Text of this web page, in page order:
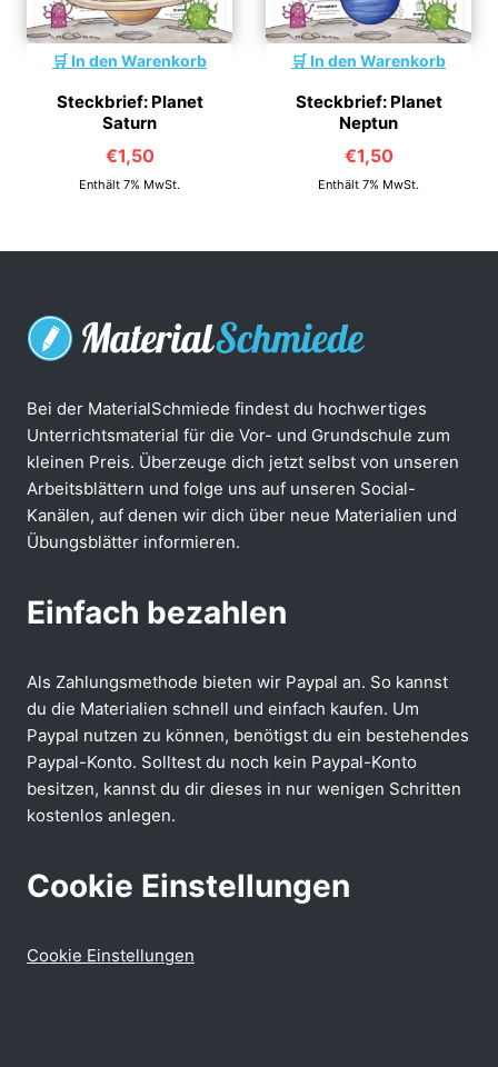
In den Warenkorb
Steckbrief: Planet
Saturn
€1,50
Enthält 7% MwSt.
In den Warenkorb
Steckbrief: Planet
Neptun
€1,50
Enthält 7% MwSt.
Bei der MaterialSchmiede findest du hochwertiges
Unterrichtsmaterial für die Vor- und Grundschule zum
kleinen Preis. Überzeuge dich jetzt selbst von unseren
Arbeitsblättern und folge uns auf unseren Social-
Kanälen, auf denen wir dich über neue Materialien und
Übungsblätter informieren.
Einfach bezahlen
Als Zahlungsmethode bieten wir Paypal an. So kannst
du die Materialien schnell und einfach kaufen. Um
Paypal nutzen zu können, benötigst du ein bestehendes
Paypal-Konto. Solltest du noch kein Paypal-Konto
besitzen, kannst du dir dieses in nur wenigen Schritten
kostenlos anlegen.
Cookie Einstellungen
Cookie Einstellungen